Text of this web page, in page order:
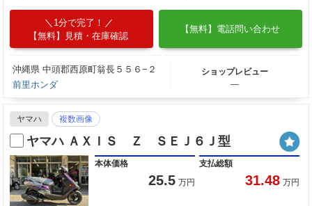
1分で完了！
【無料】見積・在庫確認
【無料】電話問い合わせ
沖縄県 中頭郡西原町翁長５５６−２
前里ホンダ
ショップレビュー
―
ヤマハ 複数画像
ヤマハ ＡＸＩＳ Ｚ ＳＥＪ６Ｊ型
本体価格
25.5 万円
支払総額
31.48 万円